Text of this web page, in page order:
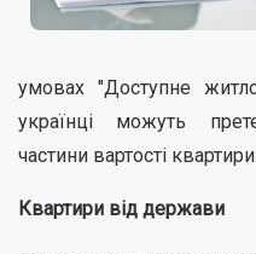
умовах "Доступне
українці можуть
частини вартості квартири.
Квартири від держави